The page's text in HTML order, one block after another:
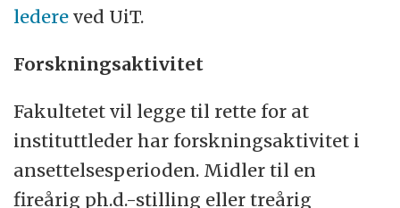
ledere ved UiT.
Forskningsaktivitet
Fakultetet vil legge til rette for at
instituttleder har forskningsaktivitet i
ansettelsesperioden. Midler til en
fireårig ph.d.-stilling eller treårig